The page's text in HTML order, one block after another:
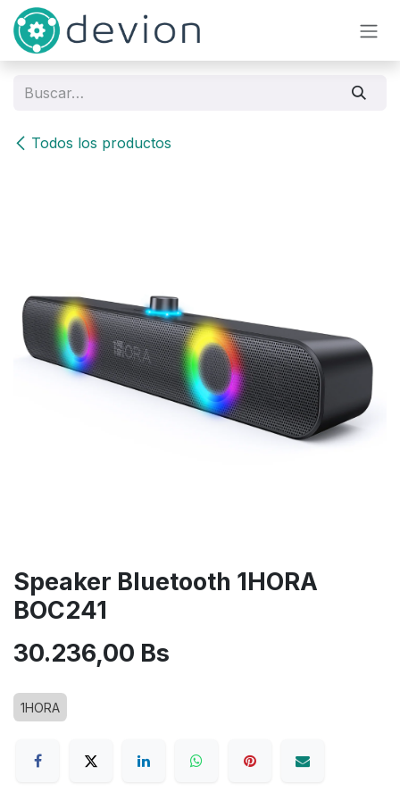
Ir al contenido
Todos los productos
Speaker Bluetooth 1HORA
BOC241
30.236,00 Bs
1HORA